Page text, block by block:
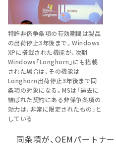
特許非係争条項の有効期間は製品
の出荷停止3年後まで。Windows
XPに搭載された機能が、次期
Windows「Longhorn」にも搭載
された場合は、その機能は
Longhorn出荷停止3年後まで同
条項の対象になる。MSは「過去に
結ばれた契約にある非係争条項の
効力は、非常に限定されたもの」と
している
同条項が、OEMパートナ